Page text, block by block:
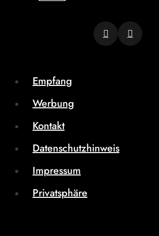
Empfang
Werbung
Kontakt
Datenschutzhinweis
Impressum
Privatsphäre